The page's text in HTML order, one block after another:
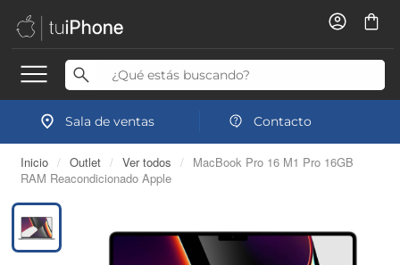
Sala de ventas Contacto
Inicio / Outlet / Ver todos / MacBook Pro 16 M1 Pro 16GB
RAM Reacondicionado Apple